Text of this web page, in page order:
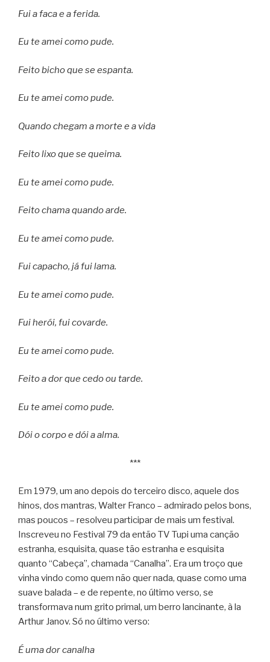
Fui a faca e a ferida.
Eu te amei como pude.
Feito bicho que se espanta.
Eu te amei como pude.
Quando chegam a morte e a vida
Feito lixo que se queima.
Eu te amei como pude.
Feito chama quando arde.
Eu te amei como pude.
Fui capacho, já fui lama.
Eu te amei como pude.
Fui herói, fui covarde.
Eu te amei como pude.
Feito a dor que cedo ou tarde.
Eu te amei como pude.
Dói o corpo e dói a alma.
***
Em 1979, um ano depois do terceiro disco, aquele dos
hinos, dos mantras, Walter Franco – admirado pelos bons,
mas poucos – resolveu participar de mais um festival.
Inscreveu no Festival 79 da então TV Tupi uma canção
estranha, esquisita, quase tão estranha e esquisita
quanto “Cabeça”, chamada “Canalha”. Era um troço que
vinha vindo como quem não quer nada, quase como uma
suave balada – e de repente, no último verso, se
transformava num grito primal, um berro lancinante, à la
Arthur Janov. Só no último verso:
É uma dor canalha